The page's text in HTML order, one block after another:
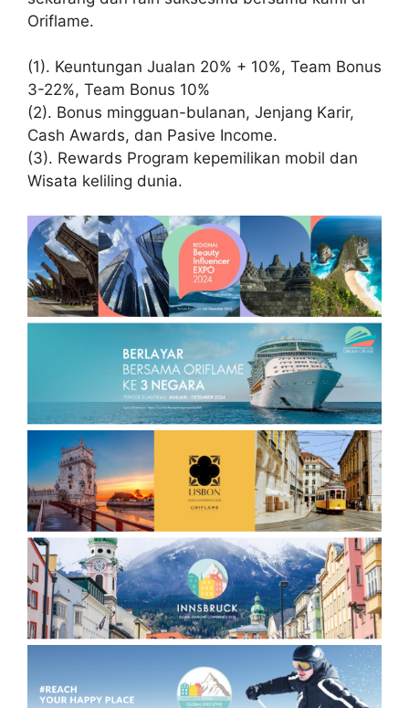
Oriflame.
(1). Keuntungan Jualan 20% + 10%, Team Bonus
3-22%, Team Bonus 10%
(2). Bonus mingguan-bulanan, Jenjang Karir,
Cash Awards, dan Pasive Income.
(3). Rewards Program kepemilikan mobil dan
Wisata keliling dunia.